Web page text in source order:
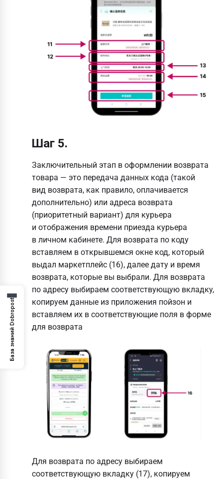
База знаний Dobropost
Шаг 5.
Заключительный этап в оформлении возврата
товара — это передача данных кода (такой
вид возврата, как правило, оплачивается
дополнительно) или адреса возврата
(приоритетный вариант) для курьера
и отображения времени приезда курьера
в личном кабинете. Для возврата по коду
вставляем в открывшемся окне код, который
выдал маркетплейс (16), далее дату и время
возврата, которые вы выбрали. Для возврата
по адресу выбираем соответствующую вкладку,
копируем данные из приложения пойзон и
вставляем их в соответствующие поля в форме
для возврата
Для возврата по адресу выбираем
соответствующую вкладку (17), копируем